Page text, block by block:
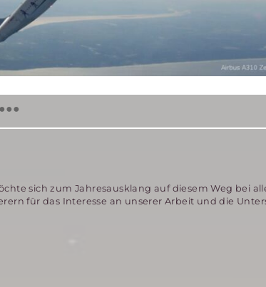
•••
sich zum Jahresausklang auf diesem Weg bei
für das Interesse an unserer Arbeit und die